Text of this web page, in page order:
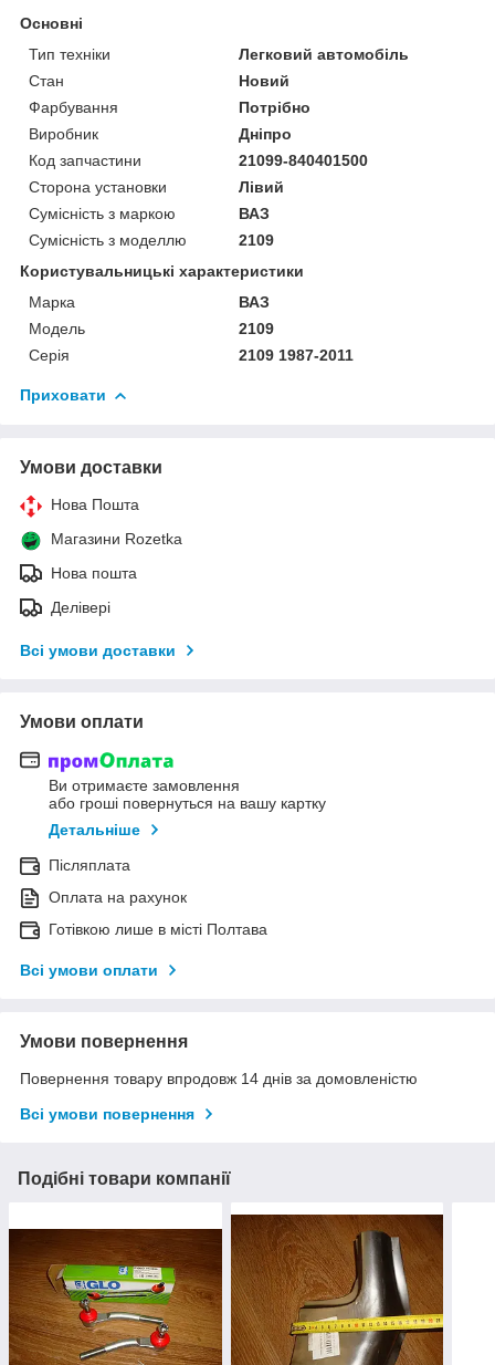
Основні
Тип техніки
Легковий автомобіль
Стан
Новий
Фарбування
Потрібно
Виробник
Дніпро
Код запчастини
21099-840401500
Сторона установки
Лівий
Сумісність з маркою
ВАЗ
Сумісність з моделлю
2109
Користувальницькі характеристики
Марка
ВАЗ
Модель
2109
Серія
2109 1987-2011
Приховати
Умови доставки
Нова Пошта
Магазини Rozetka
Нова пошта
Делівері
Всі умови доставки
Умови оплати
Ви отримаєте замовлення
або гроші повернуться на вашу картку
Детальніше
Післяплата
Оплата на рахунок
Готівкою лише в місті Полтава
Всі умови оплати
Умови повернення
Повернення товару впродовж 14 днів за домовленістю
Всі умови повернення
Подібні товари компанії